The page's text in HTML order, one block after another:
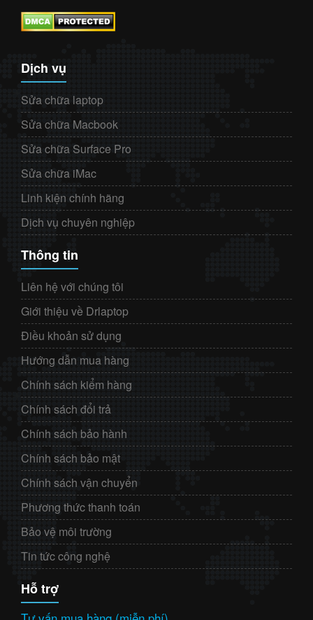
Dịch vụ
Sửa chữa laptop
Sửa chữa Macbook
Sửa chữa Surface Pro
Sửa chữa iMac
Linh kiện chính hãng
Dịch vụ chuyên nghiệp
Thông tin
Liên hệ với chúng tôi
Giới thiệu về Drlaptop
Điều khoản sử dụng
Hướng dẫn mua hàng
Chính sách kiểm hàng
Chính sách đổi trả
Chính sách bảo hành
Chính sách bảo mật
Chính sách vận chuyển
Phương thức thanh toán
Bảo vệ môi trường
Tin tức công nghệ
Hỗ trợ